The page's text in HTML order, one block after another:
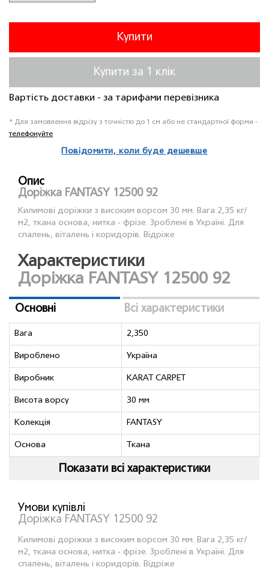
Купити
Купити за 1 клiк
Вартість доставки - за тарифами перевізника
* Для замовлення відрізу з точністю до 1 см або не стандартної форми -
телефонуйте
Повідомити, коли буде дешевше
Опис
Доріжка FANTASY 12500 92
Килимові доріжки з високим ворсом 30 мм. Вага 2,35 кг/
м2, ткана основа, нитка - фрiзе. Зроблені в Україні. Для
спалень, віталень і коридорів. Відріже
Характеристики
Доріжка FANTASY 12500 92
Основні Всі характеристики
Вага 2,350
Вироблено Україна
Виробник KARAT CARPET
Висота ворсу 30 мм
Колекція FANTASY
Основа Ткана
Показати всі характеристики
Умови купівлі
Доріжка FANTASY 12500 92
Килимові доріжки з високим ворсом 30 мм. Вага 2,35 кг/
м2, ткана основа, нитка - фрiзе. Зроблені в Україні. Для
спалень, віталень і коридорів. Відріже